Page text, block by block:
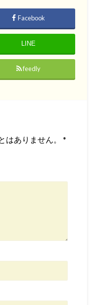
Facebook
LINE
feedly
はありません。
*